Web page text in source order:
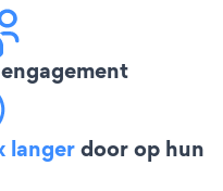
langerdoor op hun